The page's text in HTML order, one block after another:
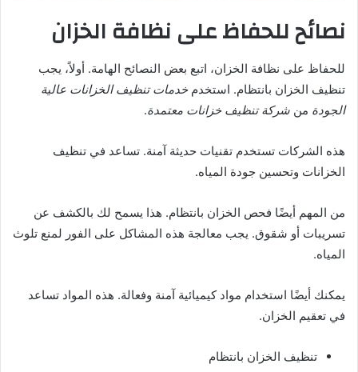
نصائح للحفاظ على نظافة الخزان
للحفاظ على نظافة الخزان، اتبع بعض النصائح الهامة. أولاً، يجب
تنظيف الخزان بانتظام. استخدمخدمات تنظيف الخزانات عالية
الجودة من شركة تنظيف خزانات معتمدة.
هذه الشركات تستخدم تقنيات حديثة آمنة. تساعد في تنظيف
الخزانات وتحسين جودة المياه.
من المهم أيضًا فحص الخزان بانتظام. هذا يسمح لك بالكشف عن
تسريبات أو شقوق. يجب معالجة هذه المشاكل على الفور لمنع تلوث
المياه.
يمكنك أيضًا استخدام مواد كيميائية آمنة وفعالة. هذه المواد تساعد
في تعقيم الخزان.
تنظيف الخزان بانتظام